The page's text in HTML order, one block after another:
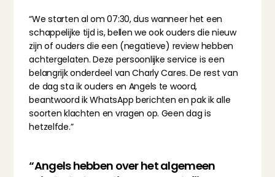
“We starten al om 07:30, dus wanneer het een
schappelijke tijd is, bellen we ook ouders die nieuw
zijn of ouders die een (negatieve) review hebben
achtergelaten. Deze persoonlijke service is een
belangrijk onderdeel van Charly Cares. De rest van
de dag sta ik ouders en Angels te woord,
beantwoord ik WhatsApp berichten en pak ik alle
soorten klachten en vragen op. Geen dag is
hetzelfde.”
“Angels hebben over het algemeen